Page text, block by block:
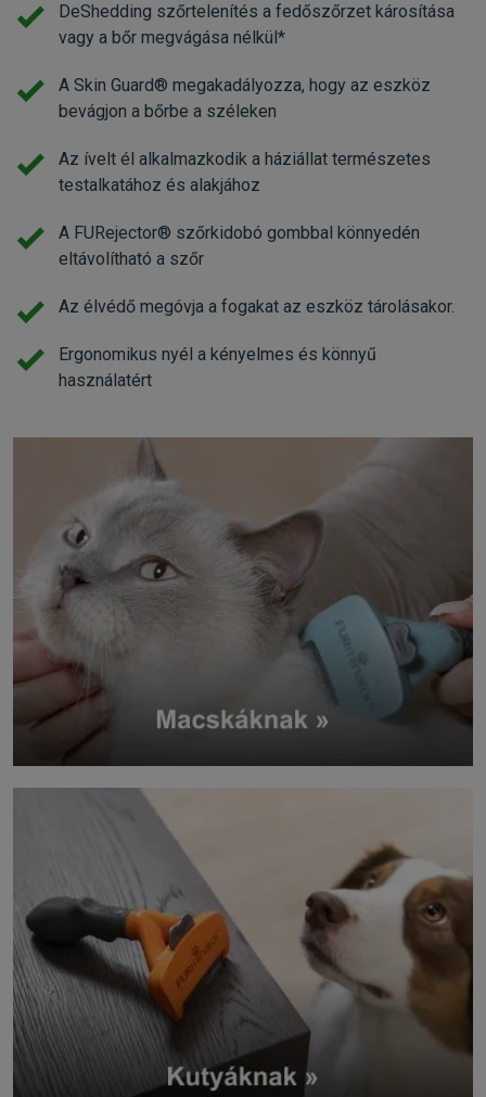
DeShedding szőrtelenítés a fedőszőrzet károsítása
vagy a bőr megvágása nélkül*
A Skin Guard® megakadályozza, hogy az eszköz
bevágjon a bőrbe a széleken
Az ívelt él alkalmazkodik a háziállat természetes
testalkatához és alakjához
A FURejector® szőrkidobó gombbal könnyedén
eltávolítható a szőr
Az élvédő megóvja a fogakat az eszköz tárolásakor.
Ergonomikus nyél a kényelmes és könnyű
használatért